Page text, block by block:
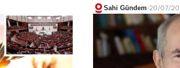
Sahi Gündem 20/07/